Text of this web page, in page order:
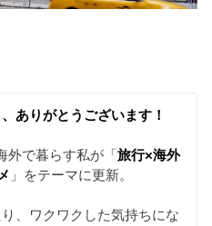
ありがとうございます！
外で暮らす私が「 旅行×海外
」をテーマに更新。
、ワクワクした気持ちにな